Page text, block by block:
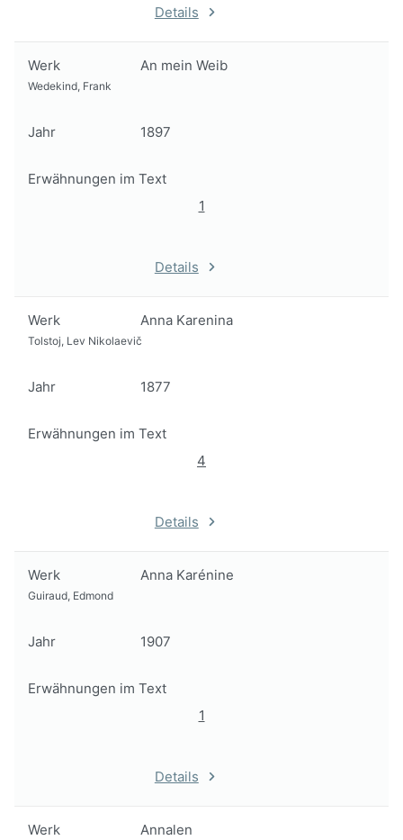
Details
Werk An mein Weib
Wedekind, Frank
Jahr 1897
Erwähnungen im Text
1
Details
Werk Anna Karenina
Tolstoj, Lev Nikolaevič
Jahr 1877
Erwähnungen im Text
4
Details
Werk Anna Karénine
Guiraud, Edmond
Jahr 1907
Erwähnungen im Text
1
Details
Werk Annalen